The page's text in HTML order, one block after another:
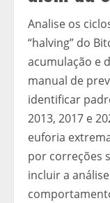
Analise os
“halving” do
acumulação e
manual de
identificar
2013, 2017 e
euforia
por correções
incluir a